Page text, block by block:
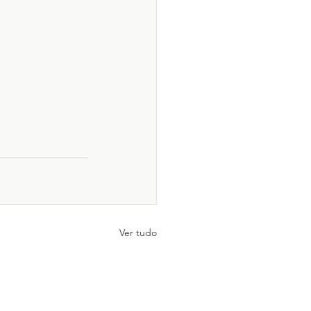
Ver tudo